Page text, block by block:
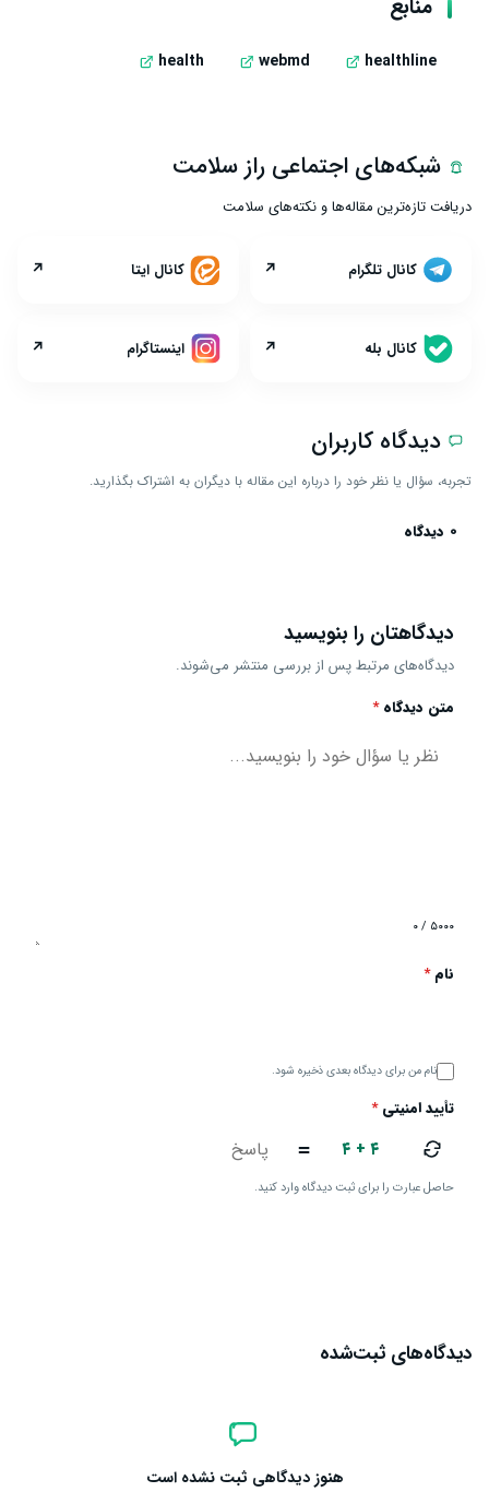
منابع
healthline
webmd
health
شبکه‌های اجتماعی راز سلامت
دریافت تازه‌ترین مقاله‌ها و نکته‌های سلامت
کانال تلگرام ↗ کانال ایتا ↗
کانال بله ↗ اینستاگرام ↗
دیدگاه کاربران
تجربه، سؤال یا نظر خود را درباره این مقاله با دیگران به اشتراک بگذارید.
0 دیدگاه
دیدگاهتان را بنویسید
دیدگاه‌های مرتبط پس از بررسی منتشر می‌شوند.
متن دیدگاه*
۰ / ۵۰۰۰
نام*
نام من برای دیدگاه بعدی ذخیره شود.
تأیید امنیتی*
۴ + ۴ =
حاصل عبارت را برای ثبت دیدگاه وارد کنید.
دیدگاه‌های ثبت‌شده
هنوز دیدگاهی ثبت نشده است